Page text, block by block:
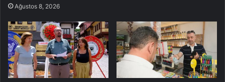
Ağustos 8, 2026